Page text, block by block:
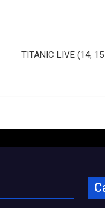
TITANIC LIVE (14,